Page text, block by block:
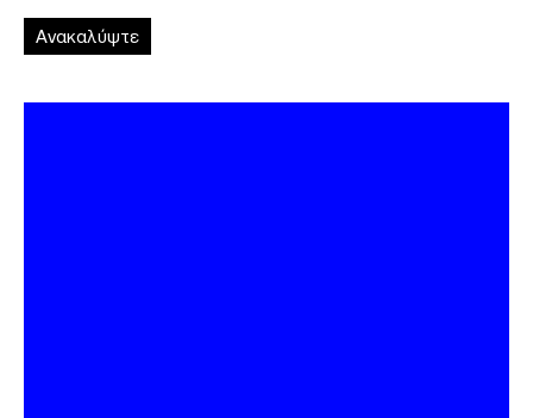
Ανακαλύψτε